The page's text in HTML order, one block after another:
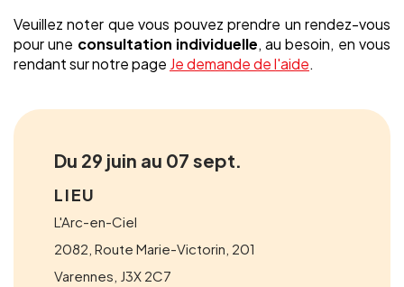
Veuillez noter que vous pouvez prendre un rendez-vous
pour une consultation individuelle, au besoin, en vous
rendant sur notre page Je demande de l'aide.
Du 29 juin au 07 sept.
LIEU
L'Arc-en-Ciel
2082, Route Marie-Victorin, 201
Varennes J3X 2C7